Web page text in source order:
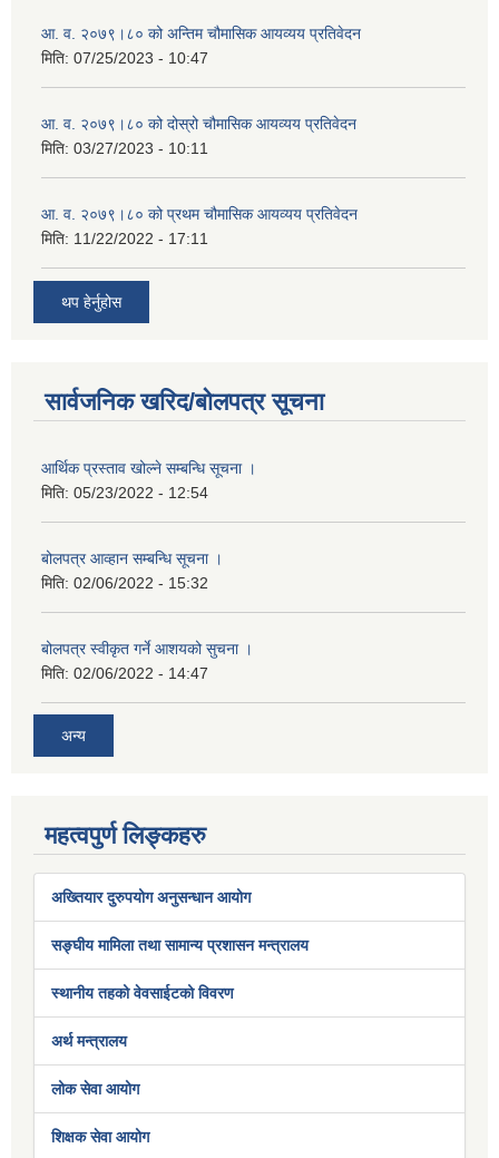
आ. व. २०७९।८० को अन्तिम चौमासिक आयव्यय प्रतिवेदन
मिति: 07/25/2023 - 10:47
आ. व. २०७९।८० को दोस्रो चौमासिक आयव्यय प्रतिवेदन
मिति: 03/27/2023 - 10:11
आ. व. २०७९।८० को प्रथम चौमासिक आयव्यय प्रतिवेदन
मिति: 11/22/2022 - 17:11
थप हेर्नुहोस
सार्वजनिक खरिद/बोलपत्र सूचना
आर्थिक प्रस्ताव खोल्ने सम्बन्धि सूचना ।
मिति: 05/23/2022 - 12:54
बोलपत्र आव्हान सम्बन्धि सूचना ।
मिति: 02/06/2022 - 15:32
बोलपत्र स्वीकृत गर्ने आशयको सुचना ।
मिति: 02/06/2022 - 14:47
अन्य
महत्वपुर्ण लिङ्कहरु
अख्तियार दुरुपयोग अनुसन्धान आयोग
सङ्घीय मामिला तथा सामान्य प्रशासन मन्त्रालय
स्थानीय तहको वेवसाईटको विवरण
अर्थ मन्त्रालय
लोक सेवा आयोग
शिक्षक सेवा आयोग